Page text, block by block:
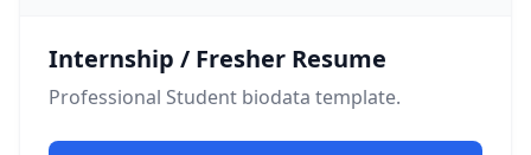
Internship / Fresher Resume
Professional Student biodata template.